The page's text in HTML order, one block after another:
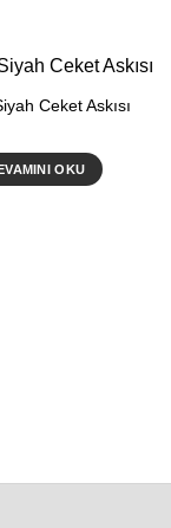
Ceket Askısı
OKU